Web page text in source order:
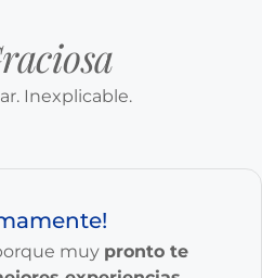
Inexplicable.
muy pronto te